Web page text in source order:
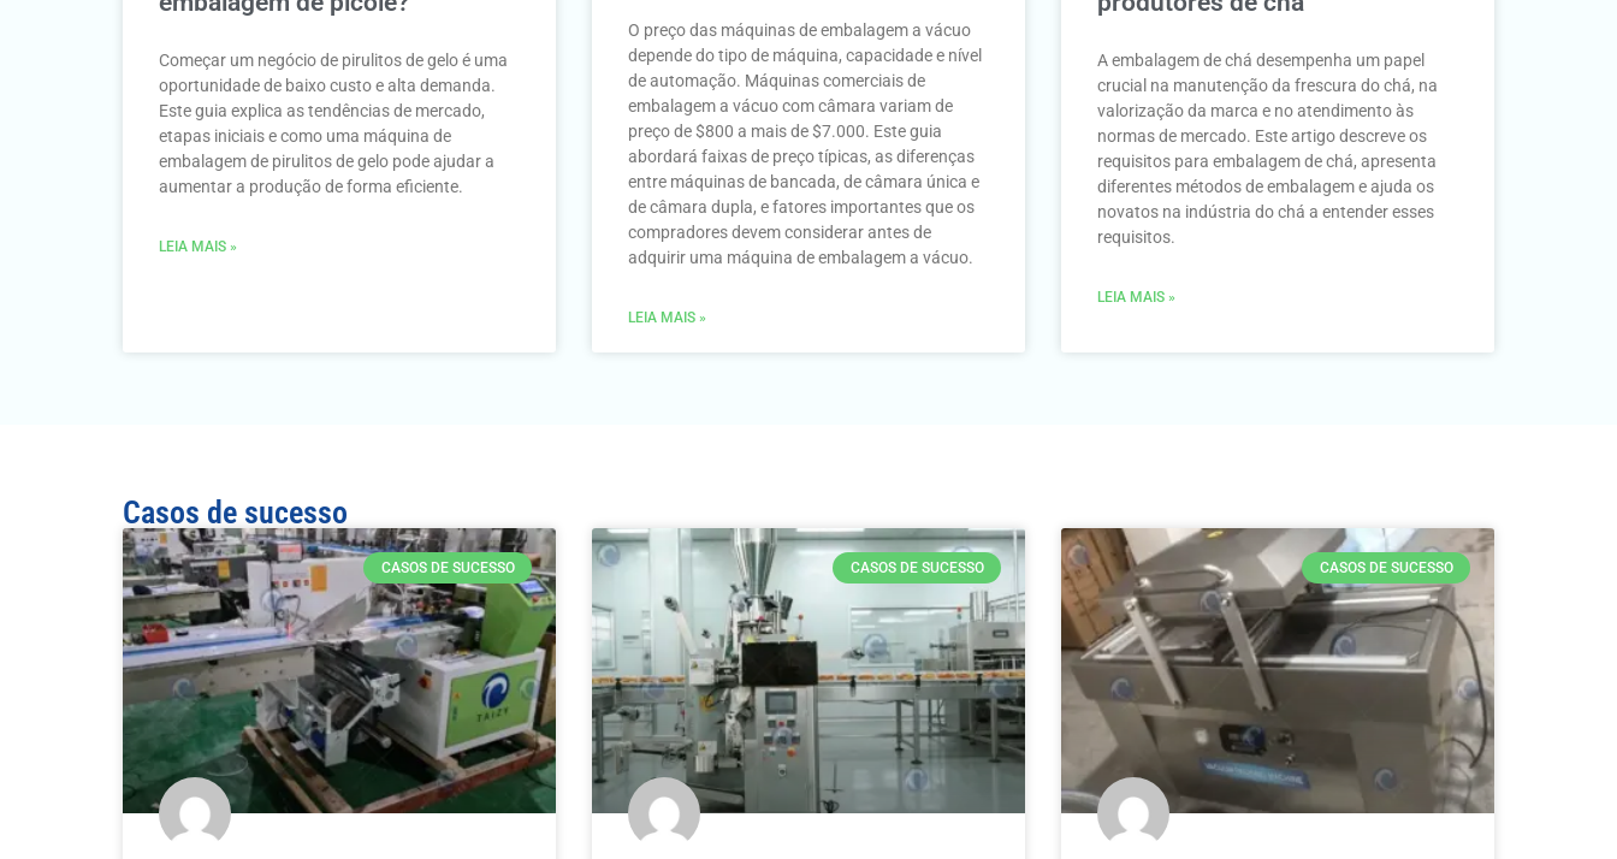
Começar um negócio de pirulitos de gelo é uma
oportunidade de baixo custo e alta demanda.
Este guia explica as tendências de mercado,
etapas iniciais e como uma máquina de
embalagem de pirulitos de gelo pode ajudar a
aumentar a produção de forma eficiente.
LEIA MAIS »
O preço das máquinas de embalagem a vácuo
depende do tipo de máquina, capacidade e nível
de automação. Máquinas comerciais de
embalagem a vácuo com câmara variam de
preço de $800 a mais de $7.000. Este guia
abordará faixas de preço típicas, as diferenças
entre máquinas de bancada, de câmara única e
de câmara dupla, e fatores importantes que os
compradores devem considerar antes de
adquirir uma máquina de embalagem a vácuo.
LEIA MAIS »
A embalagem de chá desempenha um papel
crucial na manutenção da frescura do chá, na
valorização da marca e no atendimento às
normas de mercado. Este artigo descreve os
requisitos para embalagem de chá, apresenta
diferentes métodos de embalagem e ajuda os
novatos na indústria do chá a entender esses
requisitos.
LEIA MAIS »
Casos de sucesso
CASOS DE SUCESSO CASOS DE SUCESSO CASOS DE SUCESSO